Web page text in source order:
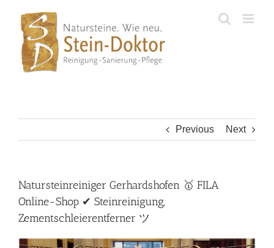
content
Previous Next
Natursteinreiniger Gerhardshofen 🥇 FILA
Online-Shop ✔ Steinreinigung,
Zementschleierentferner ツ